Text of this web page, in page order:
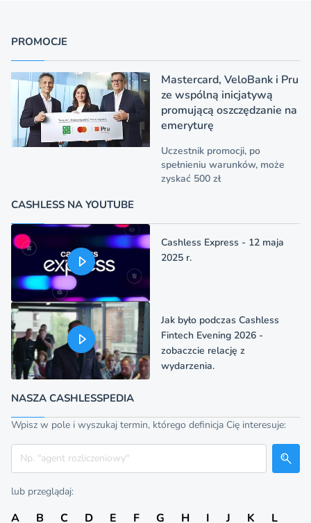
PROMOCJE
Mastercard, VeloBank i Pru
ze wspólną inicjatywą
promującą oszczędzanie na
emeryturę
Uczestnik promocji, po
spełnieniu warunków, może
zyskać 500 zł
CASHLESS NA YOUTUBE
Cashless Express - 12 maja
2025 r.
Jak było podczas Cashless
Fintech Evening 2026 -
zobaczcie relację z
wydarzenia.
NASZA CASHLESSPEDIA
Wpisz w pole i wyszukaj termin, którego definicja Cię interesuje:
Szukaj
lub przeglądaj:
A B C D E F G H I J K
L